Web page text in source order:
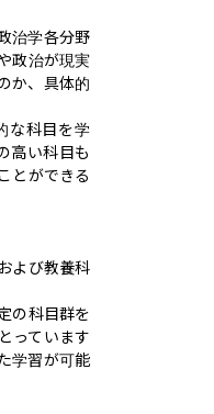
治学各分野
政治が現実
か、具体的
な科目を学
高い科目も
とができる
よび教養科
の科目群を
っています
学習が可能